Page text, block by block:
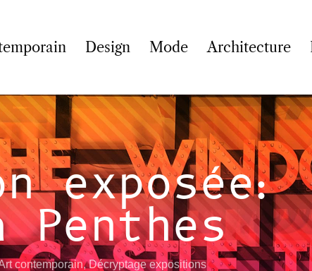
Design Mode Architecture
exposée:
Penthes
contemporain,Décryptage expositions